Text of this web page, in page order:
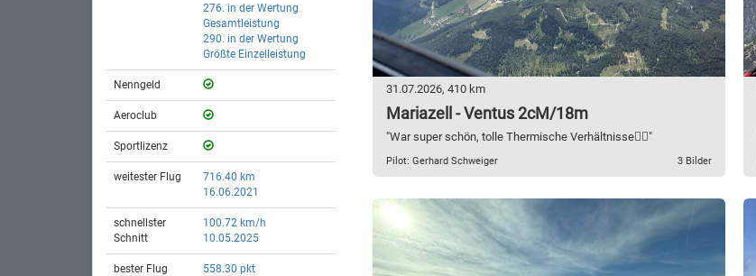
276. in der Wertung
Gesamtleistung
290. in der Wertung
Größte Einzelleistung
Nenngeld
Aeroclub
Sportlizenz
weitester Flug
716.40 km
16.06.2021
schnellster
Schnitt
100.72 km/h
10.05.2025
bester Flug
558.30 pkt
31.07.2026, 410 km
Mariazell - Ventus 2cM/18m
"War super schön, tolle Thermische Verhältnisse👍🏼"
Pilot: Gerhard Schweiger 3 Bilder